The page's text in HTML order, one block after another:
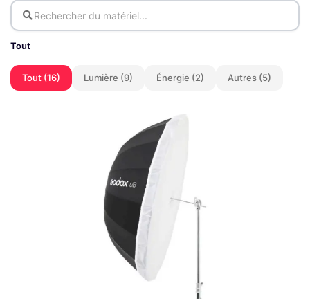
Tout
Tout (16) Lumière (9) Énergie (2) Autres (5)